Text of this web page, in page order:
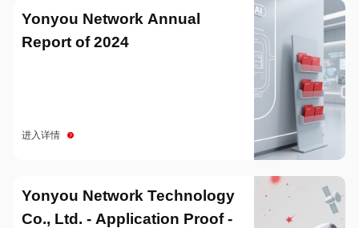
Yonyou Network Annual
Report of 2024
进入详情
Yonyou Network Technology
Co., Ltd. - Application Proof -